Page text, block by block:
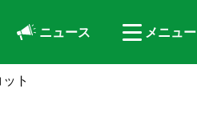
ニュース メニュー
ト